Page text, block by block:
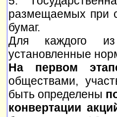
размещаемых при
бумаг.
Для каждого из
установленные
На первом
обществами,
быть определены
конвертации